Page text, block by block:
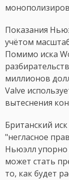
Показания
учётом
Помимо иска
миллионов
Valve
вытеснения
Британский
"негласное
Ньюэлл упорно
может стать
то, как будет